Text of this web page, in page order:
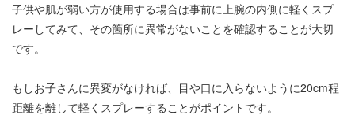
子供や肌が弱い方が使用する場合は事前に上腕の内側に軽くスプ
レーしてみて、その箇所に異常がないことを確認することが大切
です。
もしお子さんに異変がなければ、目や口に入らないように20cm程
距離を離して軽くスプレーすることがポイントです。